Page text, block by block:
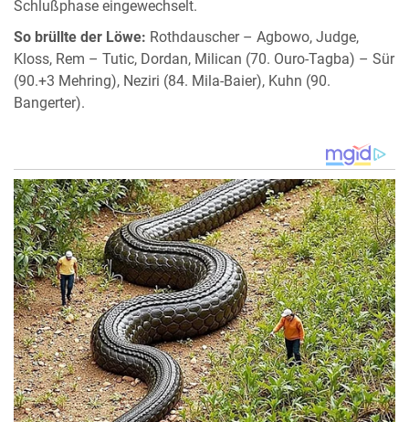
Schlußphase eingewechselt.
So brüllte der Löwe: Rothdauscher – Agbowo, Judge,
Kloss, Rem – Tutic, Dordan, Milican (70. Ouro-Tagba) – Sür
(90.+3 Mehring), Neziri (84. Mila-Baier), Kuhn (90.
Bangerter).